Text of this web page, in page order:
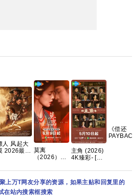
人 风起大
2026最新
轨 内嵌简
字幕
莫离
（2026）4K
磊[中国大陆]
[爱情/古装]
[单集约
1.3GB]
主角 (2026)
4K臻彩- [剧
浩存/秦海璐
国语中字 [单
集约1GB]
《偿还
上万T网友分享的资源，如果主贴和回复里的
在站内搜索框搜索